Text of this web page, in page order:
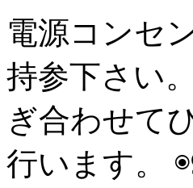
電源コンセ
持参下さい
ぎ合わせて
行います。